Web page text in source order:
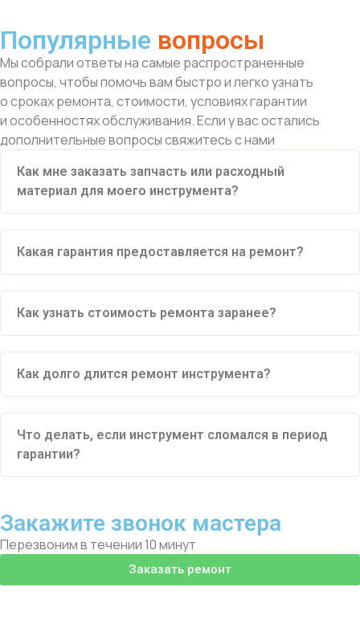
Популярные вопросы
Мы собрали ответы на самые распространенные
вопросы, чтобы помочь вам быстро и легко узнать
о сроках ремонта, стоимости, условиях гарантии
и особенностях обслуживания. Если у вас остались
дополнительные вопросы свяжитесь с нами
Как мне заказать запчасть или расходный
материал для моего инструмента?
Какая гарантия предоставляется на ремонт?
Как узнать стоимость ремонта заранее?
Как долго длится ремонт инструмента?
Что делать, если инструмент сломался в период
гарантии?
Закажите звонок мастера
Перезвоним в течении 10 минут
Заказать ремонт